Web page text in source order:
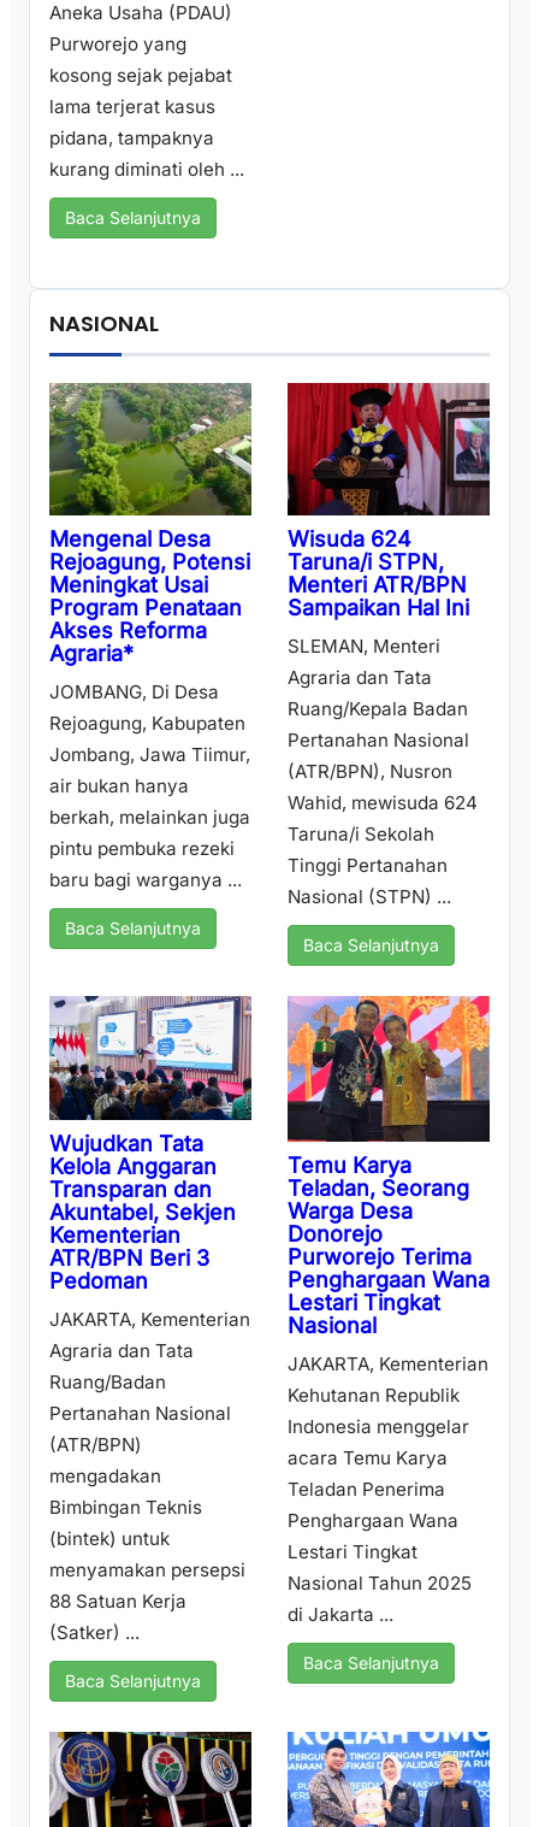
Aneka Usaha (PDAU)
Purworejo yang
kosong sejak pejabat
lama terjerat kasus
pidana, tampaknya
kurang diminati oleh ...
Baca Selanjutnya
NASIONAL
Mengenal Desa
Rejoagung, Potensi
Meningkat Usai
Program Penataan
Akses Reforma
Agraria*
JOMBANG, Di Desa
Rejoagung, Kabupaten
Jombang, Jawa Tiimur,
air bukan hanya
berkah, melainkan juga
pintu pembuka rezeki
baru bagi warganya ...
Baca Selanjutnya
Wisuda 624
Taruna/i STPN,
Menteri ATR/BPN
Sampaikan Hal Ini
SLEMAN, Menteri
Agraria dan Tata
Ruang/Kepala Badan
Pertanahan Nasional
(ATR/BPN), Nusron
Wahid, mewisuda 624
Taruna/i Sekolah
Tinggi Pertanahan
Nasional (STPN) ...
Baca Selanjutnya
Wujudkan Tata
Kelola Anggaran
Transparan dan
Akuntabel, Sekjen
Kementerian
ATR/BPN Beri 3
Pedoman
JAKARTA, Kementerian
Agraria dan Tata
Ruang/Badan
Pertanahan Nasional
(ATR/BPN)
mengadakan
Bimbingan Teknis
(bintek) untuk
menyamakan persepsi
88 Satuan Kerja
(Satker) ...
Baca Selanjutnya
Temu Karya
Teladan, Seorang
Warga Desa
Donorejo
Purworejo Terima
Penghargaan Wana
Lestari Tingkat
Nasional
JAKARTA, Kementerian
Kehutanan Republik
Indonesia menggelar
acara Temu Karya
Teladan Penerima
Penghargaan Wana
Lestari Tingkat
Nasional Tahun 2025
di Jakarta ...
Baca Selanjutnya